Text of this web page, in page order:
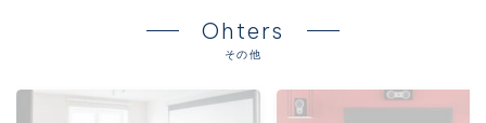
電話工事
Ohters
その他